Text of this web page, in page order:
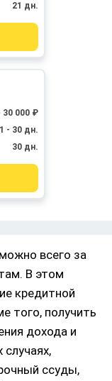
21 дн.
30 000 ₽
1 - 30 дн.
30 дн.
всего за
В этом
кредитной
того, получить
дохода и
ссуды,